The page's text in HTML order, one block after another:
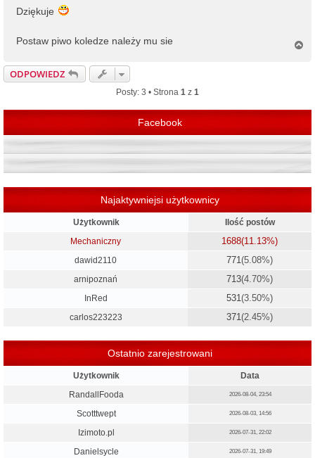
Dziękuje
Postaw piwo koledze należy mu sie
ODPOWIEDZ
Posty: 3 • Strona 1 z 1
Facebook
Najaktywniejsi użytkownicy
Użytkownik
Ilość postów
Mechaniczny
1688(11.13%)
dawid2110 771(5.08%)
arnipoznań 713(4.70%)
InRed 531(3.50%)
carlos223223 371(2.45%)
Ostatnio zarejestrowani
Użytkownik
Data
RandallFooda
2026-08-04, 23:54
Scotttwept 2026-08-03, 14:56
Izimoto.pl 2026-07-31, 22:02
Danielsycle 2026-07-31, 19:49